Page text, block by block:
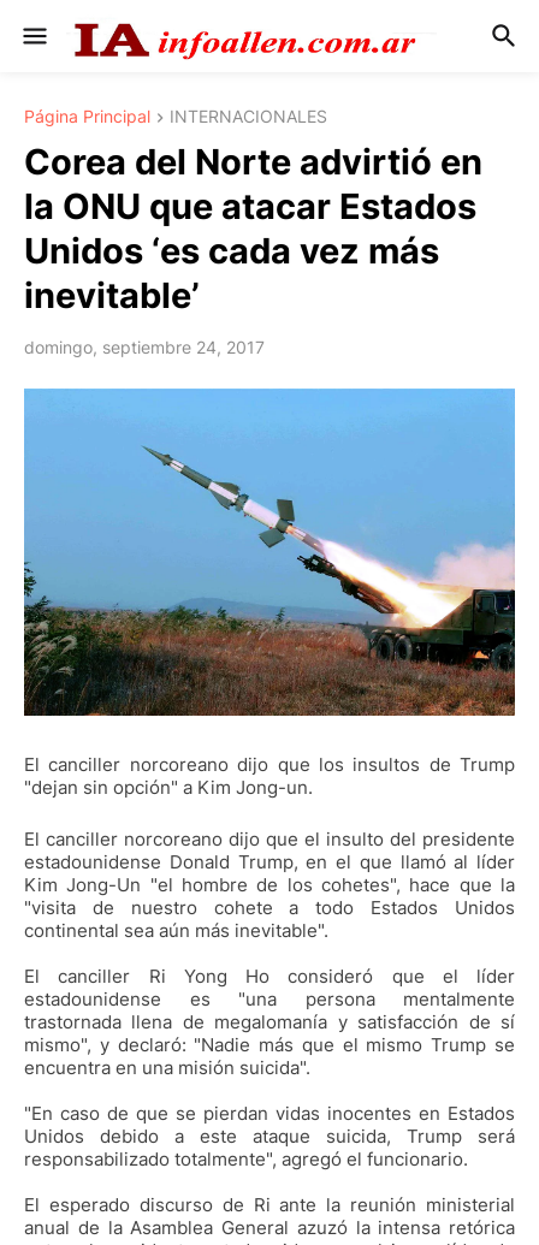
Página Principal INTERNACIONALES
Corea del Norte advirtió en
la ONU que atacar Estados
Unidos ‘es cada vez más
inevitable’
domingo, septiembre 24, 2017
El canciller norcoreano dijo que los insultos de Trump
"dejan sin opción" a Kim Jong-un.
El canciller norcoreano dijo que el insulto del presidente
estadounidense Donald Trump, en el que llamó al líder
Kim Jong-Un "el hombre de los cohetes", hace que la
"visita de nuestro cohete a todo Estados Unidos
continental sea aún más inevitable".
El canciller Ri Yong Ho consideró que el líder
estadounidense es "una persona mentalmente
trastornada llena de megalomanía y satisfacción de sí
mismo", y declaró: "Nadie más que el mismo Trump se
encuentra en una misión suicida".
"En caso de que se pierdan vidas inocentes en Estados
Unidos debido a este ataque suicida, Trump será
responsabilizado totalmente", agregó el funcionario.
El esperado discurso de Ri ante la reunión ministerial
anual de la Asamblea General azuzó la intensa retórica